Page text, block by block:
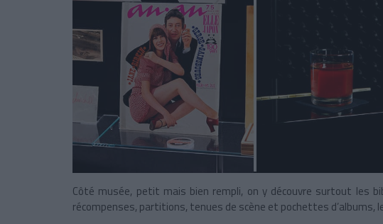
Côté musée, petit mais bien rempli, on y découvre surtout les
récompenses, partitions, tenues de scène et pochettes d’albums,